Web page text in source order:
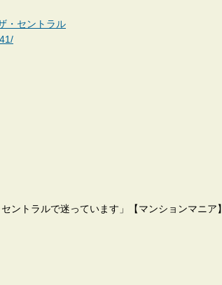
・セントラル
トラルで迷っています」【マンションマニア】